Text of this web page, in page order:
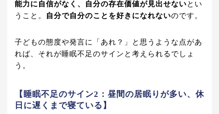
能力に自信がなく、自分の存在価値が見出せないとい
うこと。
自分で自分のことを好きになれないのです。
子どもの態度や発言に「あれ？」と思うような点があ
れば、それが睡眠不足のサインと考えられるでしょ
う。
【睡眠不足のサイン2：昼間の居眠りが多い、休
日に遅くまで寝ている】